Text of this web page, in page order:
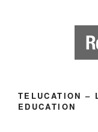
TELUCATION –
EDUCATION